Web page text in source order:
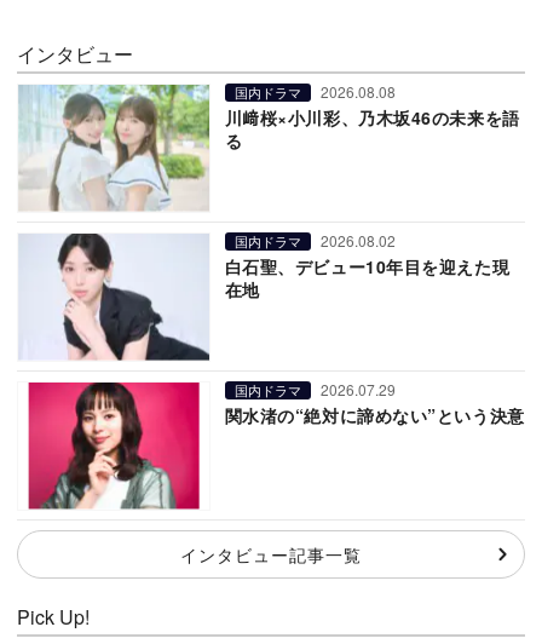
インタビュー
国内ドラマ 2026.08.08
川﨑桜×小川彩、乃木坂46の未来を語
る
国内ドラマ 2026.08.02
白石聖、デビュー10年目を迎えた現
在地
国内ドラマ 2026.07.29
関水渚の“絶対に諦めない”という決意
インタビュー記事一覧
Pick Up!